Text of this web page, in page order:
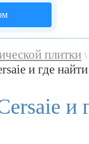
плитки \
и где